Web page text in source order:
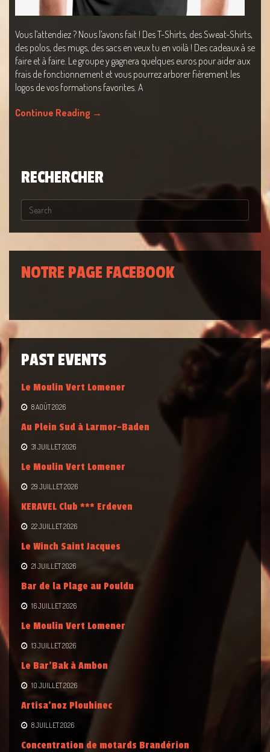
Vous l’attendiez ? Nous l’avons fait ! Des T-Shirts, des Sweat-Shirts,
des polos, des mugs, des sacs en veux tu en voilà ! Des cadeaux à se
faire et à faire. Le groupe y gagnera quelques euros pour aider aux
frais de fonctionnement et vous pourrez arborer fièrement les
logos de vos formations favorites. A
Continue Reading →
RECHERCHER
NOTRE PAGE FACEBOOK
PAST EVENTS
Le Moulin Vert Lomener
8 AOÛT 2026
Au Plein Sud à Larmor-Baden
31 JUILLET 2026
Le Moulin Vert Lomener
29 JUILLET 2026
KERAVEL Club *** Erdeven
22 JUILLET 2026
Le Winch Saint Jacques
21 JUILLET 2026
Bar de la Plage au Pouldu
16 JUILLET 2026
Le Moulin Vert Lomener
13 JUILLET 2026
Le Bar’Bak à Ambon
10 JUILLET 2026
Artisa’noz Plouhinec
8 JUILLET 2026
Concentration de motards Brandérion